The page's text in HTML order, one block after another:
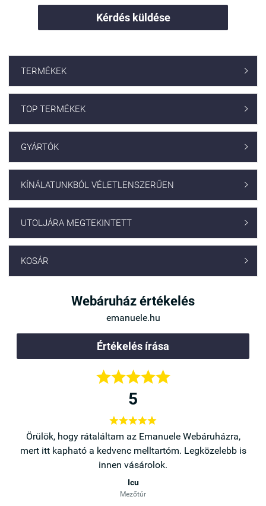
Kérdés küldése
TERMÉKEK 
TOP TERMÉKEK 
GYÁRTÓK 
KÍNÁLATUNKBÓL VÉLETLENSZERŰEN 
UTOLJÁRA MEGTEKINTETT 
KOSÁR 
Webáruház értékelés
emanuele.hu
Értékelés írása

5

Örülök, hogy rátaláltam az Emanuele Webáruházra,
mert itt kapható a kedvenc melltartóm. Legközelebb is
innen vásárolok.
Icu
Mezőtúr